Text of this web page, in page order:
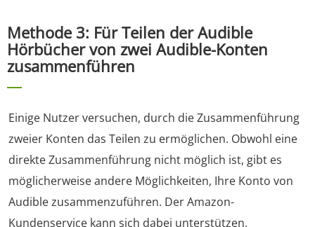
Methode 3: Für Teilen der Audible
Hörbücher von zwei Audible-Konten
zusammenführen
Einige Nutzer versuchen, durch die Zusammenführung
zweier Konten das Teilen zu ermöglichen. Obwohl eine
direkte Zusammenführung nicht möglich ist, gibt es
möglicherweise andere Möglichkeiten, Ihre Konto von
Audible zusammenzuführen. Der Amazon-
Kundenservice kann sich dabei unterstützen.